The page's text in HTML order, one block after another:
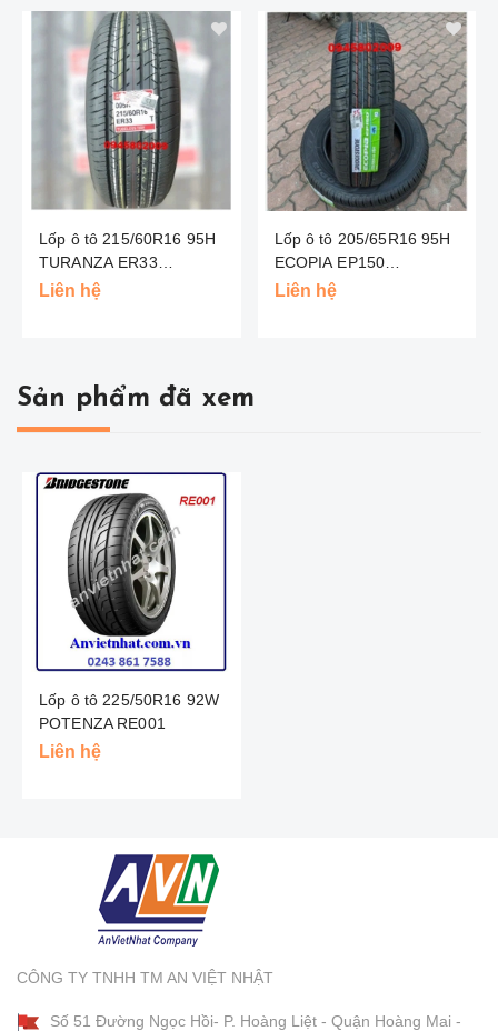
Lốp ô tô 215/60R16 95H
TURANZA ER33
BRIDGESTONE - THÁI
Liên hệ
Lốp ô tô 205/65R16 95H
ECOPIA EP150
BRIDGESTONE - INDO
Liên hệ
Sản phẩm đã xem
Lốp ô tô 225/50R16 92W
POTENZA RE001
BRIDGESTONE - NHẬT
Liên hệ
CÔNG TY TNHH TM AN VIỆT NHẬT
Số 51 Đường Ngọc Hồi- P. Hoàng Liệt - Quận Hoàng Mai -